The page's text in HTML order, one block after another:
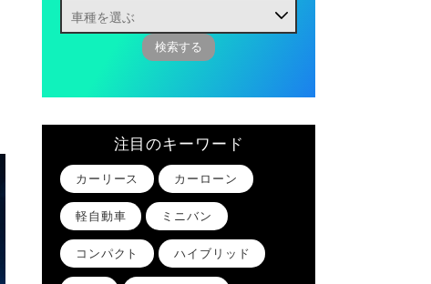
注目のキーワード
カーリース カーローン
軽自動車 ミニバン
コンパクト ハイブリッド